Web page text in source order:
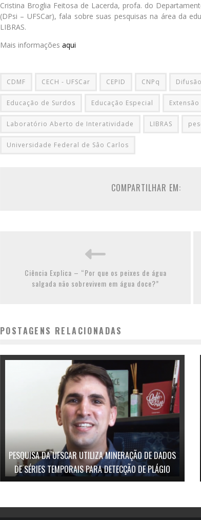
Cristina Broglia Feitosa de Lacerda, profa. do
(DPsi – UFSCar), fala sobre suas pesquisas na área da
LIBRAS.
Mais informações aqui
CDMF CECH - UFSCar CEPID CNPq Difusão
Educação de Surdos Educação Especial Extensão
Laboratório Aberto de Interatividade LIBRAS
Universidade Federal de Sâo Carlos
COMPARTILHAR EM:
Ciência Explica – “Por que os peixes de água
salgada não sobrevivem em água doce?”
POSTAGENS RELACIONADAS
PESQUISA DA UFSCAR UTILIZA MINERAÇÃO DE DADOS
DE SÉRIES TEMPORAIS PARA DETECÇÃO DE PLÁGIO